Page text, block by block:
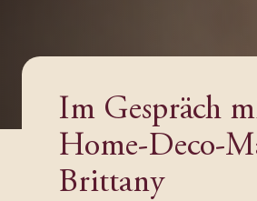
Im Gespräch
Home-Deco-
Brittany